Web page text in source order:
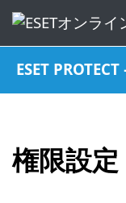
ESET
権限設定